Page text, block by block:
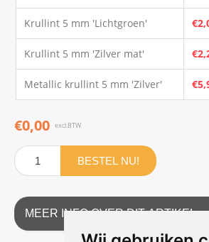
Krullint 5 mm 'Lichtgroen'
Krullint 5 mm 'Zilver mat'
Metallic krullint 5 mm 'Zilver'
€0,00 excl.BTW
BESTEL NU!
MEER INFO OVER DIT ARTIKEL